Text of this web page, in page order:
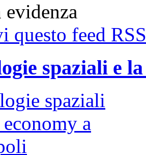
questo feed RSS
spaziali e